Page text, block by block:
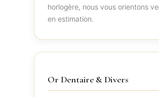
horlogère, nous vous orientons
en estimation.
Or Dentaire & Divers